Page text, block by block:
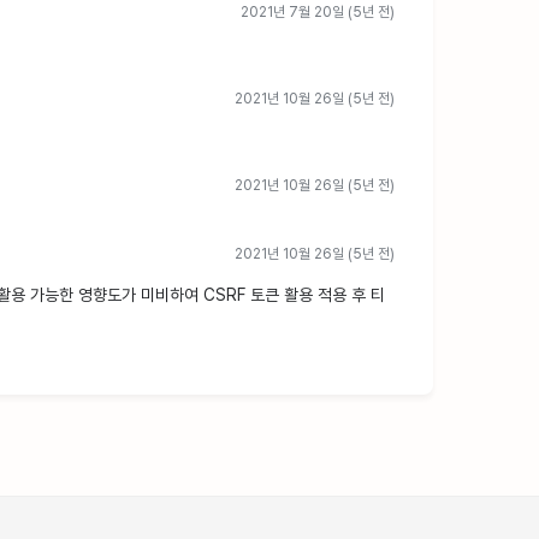
2021년 7월 20일 (5년 전)
2021년 10월 26일 (5년 전)
2021년 10월 26일 (5년 전)
2021년 10월 26일 (5년 전)
가능한 영향도가 미비하여 CSRF 토큰 활용 적용 후 티